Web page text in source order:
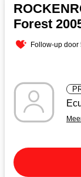
Forest
Follow-up door